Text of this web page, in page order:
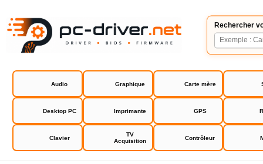
Rechercher
Audio Graphique Carte mère
Desktop PC Imprimante GPS
Clavier
TV
Acquisition
Contrôleur
Iriver AK Jr firmware